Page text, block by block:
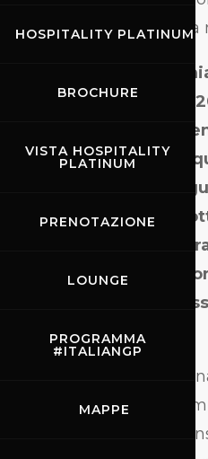
HOSPITALITY PLATINUM
BROCHURE
VISTA HOSPITALITY
PLATINUM
PRENOTAZIONE
LOUNGE
PROGRAMMA
#ITALIANGP
MAPPE
degli eventi secondo la
Un risultato che
con lungimiranza nel
Mugello Circuit è
al mondo a ottenere
più stringenti
2024 della norma ha
sfida stimolante,
determinazione e
team.
Questo traguardo
obiettivi sempre più
convinzione che